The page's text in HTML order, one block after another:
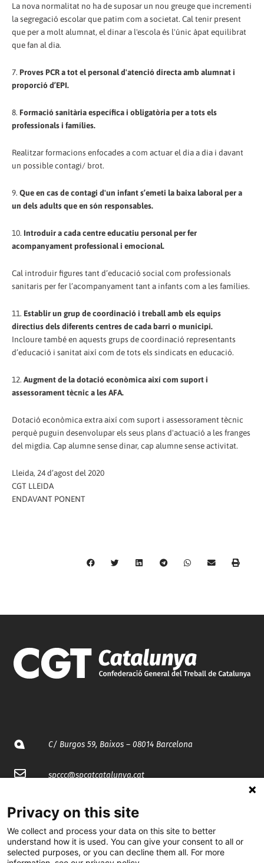
La nova normalitat no ha de suposar un nou greuge que incrementi
la segregació escolar que patim com a societat. Cal tenir present
que per a molt alumnat, el dinar a l'escola és l'únic àpat equilibrat
que fan al dia.
7. Proves PCR a tot el personal d'atenció directa amb alumnat i
proporció d’EPI.
8. Formació sanitària específica i obligatòria per a tots els
professionals i famílies.
Realitzar formacions enfocades a com actuar el dia a dia i davant
un possible contagi/ brot.
9. Que en cas de contagi d'un infant s’emeti la baixa laboral per a
un dels adults que en són responsables.
10. Introduir a cada centre educatiu personal per fer
acompanyament professional i emocional.
Cal introduir figures tant d’educació social com professionals
sanitaris per fer l’acompanyament tant a infants com a les famílies.
11. Establir un grup de coordinació i treball amb els equips
directius dels diferents centres de cada barri o municipi.
Incloure també en aquests grups de coordinació representants
d’educació i sanitat així com de tots els sindicats en educació.
12. Augment de la dotació econòmica així com suport i
assessorament tècnic a les AFA.
Dotació econòmica extra així com suport i assessorament tècnic
perquè puguin desenvolupar els seus plans d'actuació a les franges
del migdia. Cap alumne sense dinar, cap alumne sense activitat.
Lleida, 24 d’agost del 2020
CGT LLEIDA
ENDAVANT PONENT
C/ Burgos 59, Baixos – 08014 Barcelona
spccc@spcgtcatalunya.cat
@CGTCatalunya
Privacy on this site
We collect and process your data on this site to better
understand how it is used. You can give your consent to all or
selected purposes, or you can decline them all. For more